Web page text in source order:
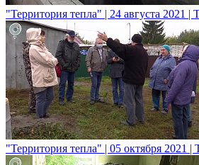
"Территория тепла" | 24 августа 2021 |
"Территория тепла" | 05 октября 2021